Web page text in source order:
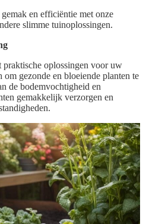
en efficiëntie met onze
slimme tuinoplossingen.
oplossingen voor uw
gezonde en bloeiende planten te
de bodemvochtigheid en
gemakkelijk verzorgen en